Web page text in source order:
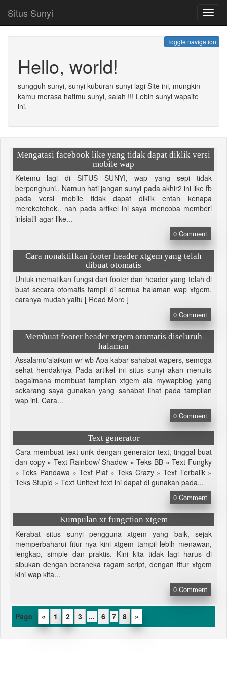
Situs Sunyi
Toggle navigation
Hello, world!
sungguh sunyi, sunyi kuburan sunyi lagi Site ini, mungkin
kamu merasa hatimu sunyi, salah !!! Lebih sunyi wapsite
ini.
Mengatasi facebook like yang tidak dapat diklik versi
mobile wap
Ketemu lagi di SITUS SUNYI, wap yang sepi tidak
berpenghuni.. Namun hati jangan sunyi pada akhir2 ini like fb
pada versi mobile tidak dapat diklik entah kenapa
mereketehek.. nah pada artikel ini saya mencoba memberi
inisiatif agar like...
0 Comment
Cara nonaktifkan footer header xtgem yang telah
dibuat otomatis
Untuk mematikan fungsi dari footer dan header yang telah di
buat secara otomatis tampil di semua halaman wap xtgem,
caranya mudah yaitu [ Read More ]
0 Comment
Membuat footer header xtgem otomatis diseluruh
halaman
Assalamu'alaikum wr wb Apa kabar sahabat wapers, semoga
sehat hendaknya Pada artikel ini situs sunyi akan menulis
bagaimana membuat tampilan xtgem ala mywapblog yang
sekarang saya gunakan yang sahabat lihat pada tampilan
wap ini. Cara...
0 Comment
Text generator
Cara membuat text unik dengan generator text, tinggal buat
dan copy » Text Rainbow/ Shadow » Teks BB » Text Fungky
» Teks Pandawa » Text Plat » Teks Crazy » Text Terbalik »
Teks Stupid » Text Unitext text ini dapat di gunakan pada...
0 Comment
Kumpulan xt fungction xtgem
Kerabat situs sunyi pengguna xtgem yang baik, sejak
memperbaharui fitur nya kini xtgem tampil lebih menawan,
lengkap, simple dan praktis. Kini kita tidak lagi harus di
sibukan dengan beraneka ragam script, dengan fitur xtgem
kini wap kita...
0 Comment
« 1 2 3 ... 6 7 8 »